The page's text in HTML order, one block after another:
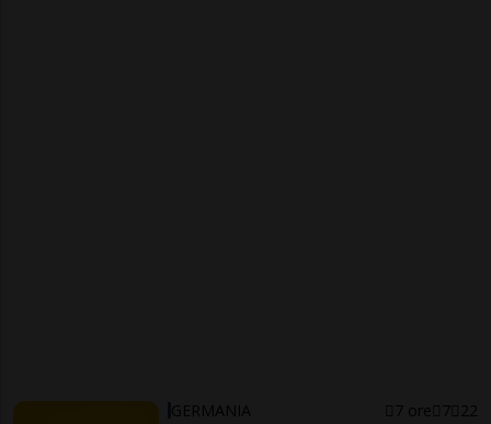
GERMANIA 7 ore 7 22